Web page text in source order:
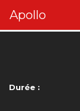
Apollo
Durée :